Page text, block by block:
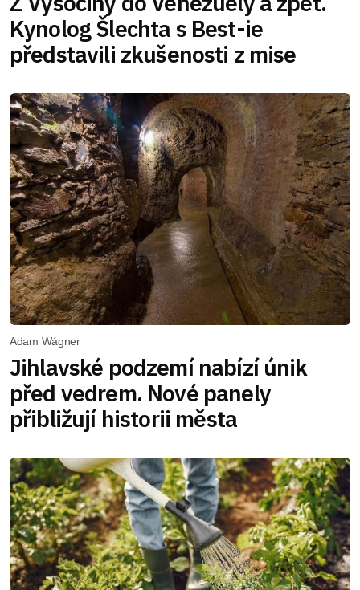
Kynolog Šlechta s Best-ie
představili zkušenosti z mise
Adam Wágner
Jihlavské podzemí nabízí únik
před vedrem. Nové panely
přibližují historii města